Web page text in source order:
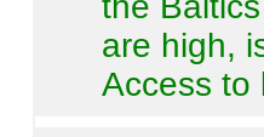
are high,
Access to